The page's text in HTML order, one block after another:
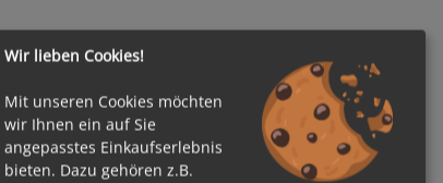
Routeninfos
Wir lieben Cookies!
Mit unseren Cookies möchten
wir Ihnen ein auf Sie
angepasstes Einkaufserlebnis
bieten. Dazu gehören z.B.